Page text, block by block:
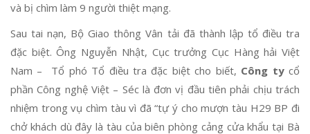
và bị chìm làm 9 người thiệt mạng.
Sau tai nạn, Bộ Giao thông Vân tải đã thành lập tổ điều tra
đặc biệt. Ông Nguyễn Nhật, Cục trưởng Cục Hàng hải Việt
Nam – Tổ phó Tổ điều tra đặc biệt cho biết, Công tycổ
phần Công nghệ Việt – Séc là đơn vị đầu tiên phải chịu trách
nhiệm trong vụ chìm tàu vì đã “tự ý cho mượn tàu H29 BP đi
chở khách dù đây là tàu của biên phòng cảng cửa khẩu tại Bà